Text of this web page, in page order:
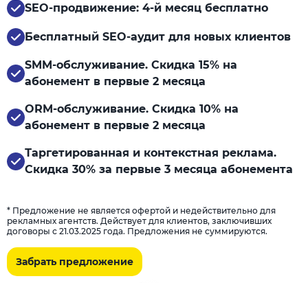
SEO-продвижение: 4-й месяц бесплатно
Бесплатный SEO-аудит для новых клиентов
SMM-обслуживание. Скидка 15% на
абонемент в первые 2 месяца
ORM-обслуживание. Скидка 10% на
абонемент в первые 2 месяца
Таргетированная и контекстная реклама.
Скидка 30% за первые 3 месяца абонемента
* Предложение не является офертой и недействительно для
рекламных агентств. Действует для клиентов, заключивших
договоры с 21.03.2025 года. Предложения не суммируются.
Забрать предложение